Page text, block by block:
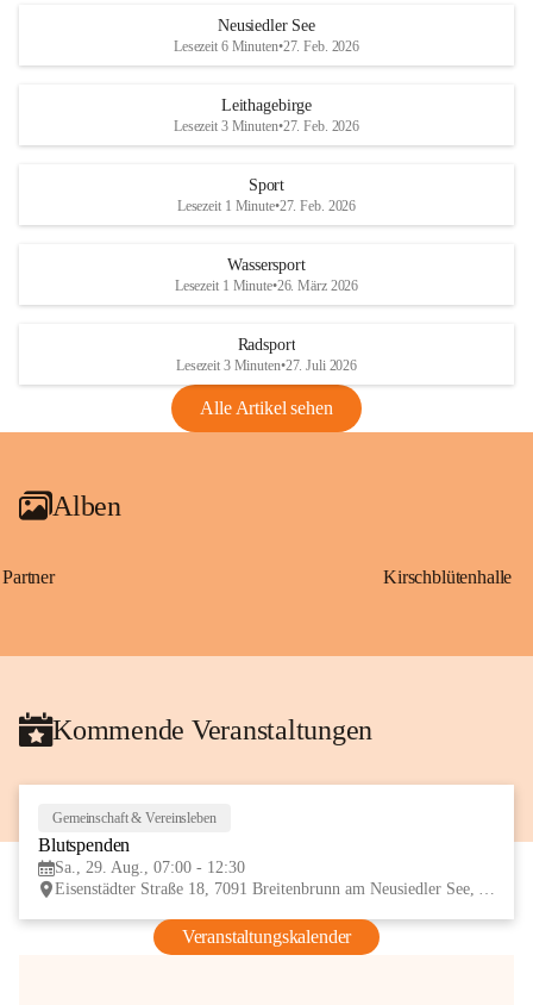
S
und den daraus folgenden wirtschaftlichen
Maßnahmen zur Bekämpfung
Rebe und der Amerikanischen
Anhang VBl. EU Nr. 18
1 Seite•1,4 MB
VBl. EU Nr. 18_2026
r
S
Neusiedler See
Lesezeit 6 Minuten•27. Feb. 2026
Leithagebirge
Lesezeit 3 Minuten•27. Feb. 2026
Sport
Lesezeit 1 Minute•27. Feb. 2026
Wassersport
Lesezeit 1 Minute•26. März 2026
Radsport
Lesezeit 3 Minuten•27. Juli 2026
Alle Artikel sehen
Alben
Partner Kirschblütenhalle
Kommende Veranstaltungen
Gemeinschaft & Vereinsleben
Blutspenden
Sa., 29. Aug., 07:00 - 12:30
Eisenstädter Straße 18, 7091 Breitenbrunn am Neusiedler See, AUT
Veranstaltungskalender